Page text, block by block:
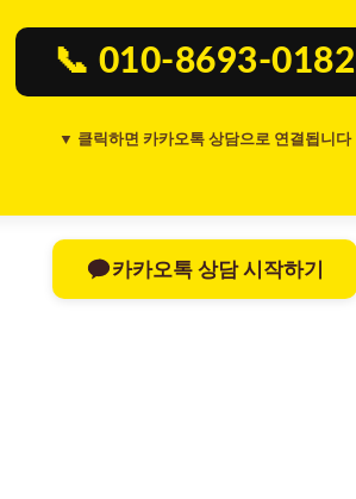
📞 010-8693-0182
▼ 클릭하면 카카오톡 상담으로 연결됩니다
카카오톡 상담 시작하기